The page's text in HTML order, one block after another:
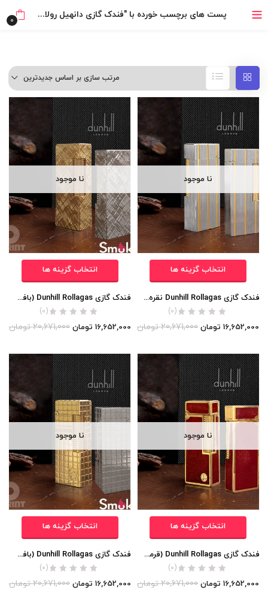
خرید قسطی با ترب‌پی پست های برچسب خورده با "فندک گازی دانهیل رولاگاس" 0
مرتب سازی بر اساس جدیدترین
نا موجود
انتخاب گزینه ها
فندک گازی Dunhill Rollagas نقره ای مات) اورجینال
(0)
16,652,000 تومان 20,671,000 تومان
نا موجود
انتخاب گزینه ها
فندک گازی Dunhill Rollagas (بافت ریز مورب) اورجینال
(0)
16,652,000 تومان 20,671,000 تومان
نا موجود
انتخاب گزینه ها
فندک گازی Dunhill Rollagas (قرمز لاکی) اورجینال
(0)
16,652,000 تومان 20,671,000 تومان
نا موجود
انتخاب گزینه ها
فندک گازی Dunhill Rollagas (بافت ریز مربعی) اورجینال
(0)
16,652,000 تومان 20,671,000 تومان